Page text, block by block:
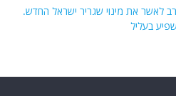
לאשר את מינוי שגריר ישראל החדש.
בעליל